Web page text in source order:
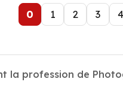
0 1 2 3 4
la profession de